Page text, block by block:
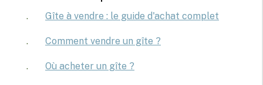
Gîte à vendre : le guide d'achat complet
Comment vendre un gîte ?
Où acheter un gîte ?